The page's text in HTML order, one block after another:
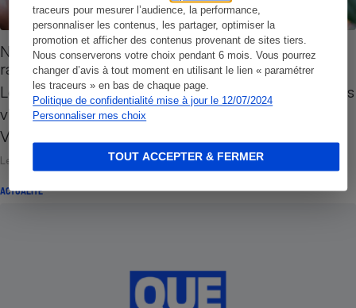
traceurs pour mesurer l’audience, la performance,
personnaliser les contenus, les partager, optimiser la
promotion et afficher des contenus provenant de sites tiers.
Nous conserverons votre choix pendant 6 mois. Vous pourrez
changer d’avis à tout moment en utilisant le lien « paramétrer
les traceurs » en bas de chaque page.
Politique de confidentialité mise à jour le 12/07/2024
Personnaliser mes choix
TOUT ACCEPTER & FERMER
Nettoyeur de vitres - Comment choisir une
raclette aspirante
Les raclettes aspirantes facilitent le nettoyage des
vitres, carreaux et miroirs sans coulures ni traces.
Voici quelques…
Le 04 août 2014
ACTUALITÉ